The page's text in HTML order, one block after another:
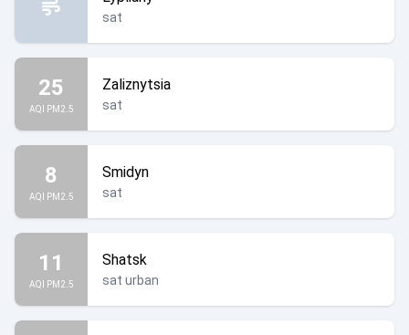
sat
25
AQI PM2.5
Zaliznytsia
sat
8
AQI PM2.5
Smidyn
sat
11
AQI PM2.5
Shatsk
sat urban